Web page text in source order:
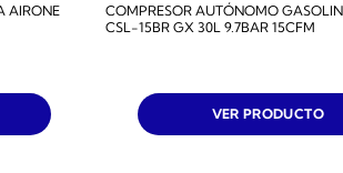
AIRONE
COMPRESOR AUTÓNOMO
CSL-15BR GX 30L 9.7BAR 15CFM
VER PRODUCTO